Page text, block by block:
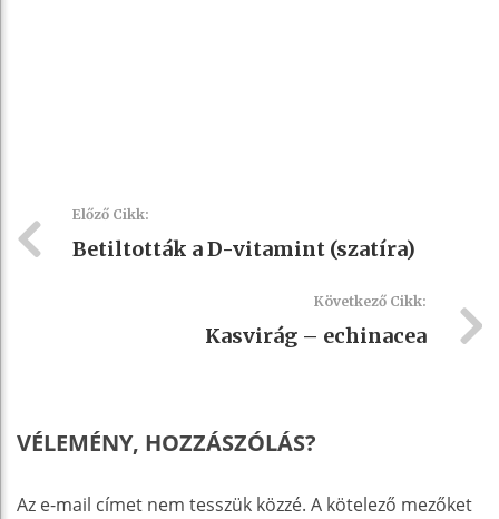
Előző Cikk:
Betiltották a D-vitamint (szatíra)
Következő Cikk:
Kasvirág – echinacea
VÉLEMÉNY, HOZZÁSZÓLÁS?
Az e-mail címet nem tesszük közzé. A kötelező mezőket